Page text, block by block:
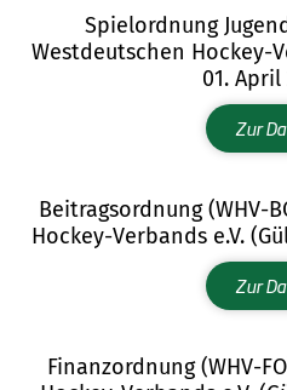
Spielordnung
Westdeutschen Hockey-
01. April
Zur
Beitragsordnung (WHV-
Hockey-Verbands e.V.
Zur
Finanzordnung (WHV-